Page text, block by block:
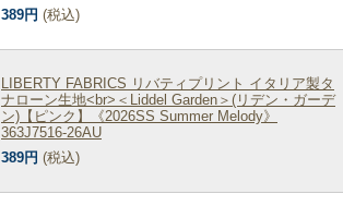
389円 (税込)
LIBERTY FABRICS リバティプリント イタリア製タ
ナローン生地<br>＜Liddel Garden＞(リデン・ガーデ
ン)【ピンク】《2026SS Summer Melody》
363J7516-26AU
389円 (税込)